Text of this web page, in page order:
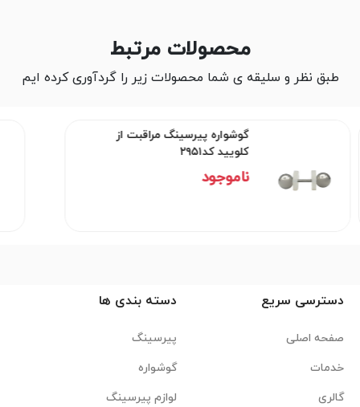
محصولات مرتبط
طبق نظر و سلیقه ی شما محصولات زیر را گردآوری کرده ایم
گوشواره پیرسینگ مراقبت از
کلویید کد۲۹۵۱
ناموجود
دسترسی سریع
صفحه اصلی
خدمات
گالری
دسته بندی ها
پیرسینگ
گوشواره
لوازم پیرسینگ